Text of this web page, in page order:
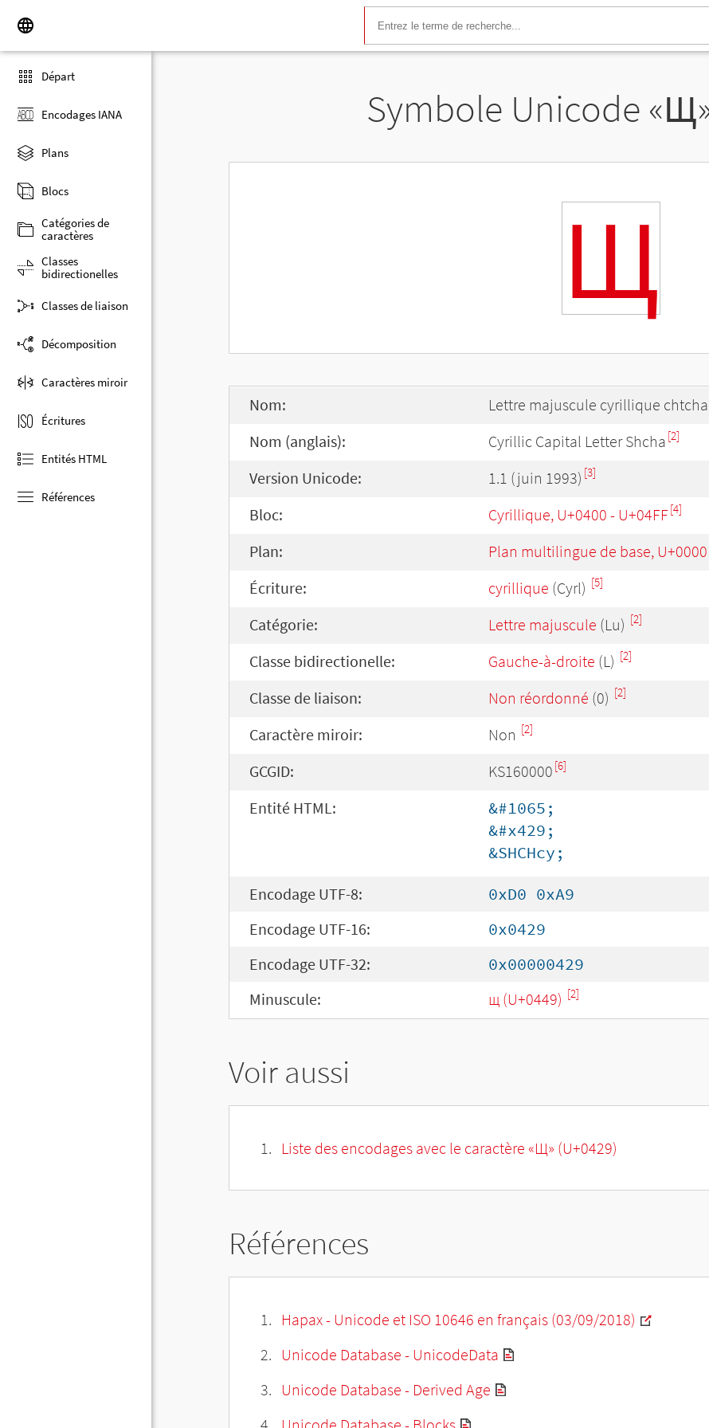
Départ
Encodages IANA
Plans
Blocs
Catégories de
caractères
Classes
bidirectionelles
Classes de liaison
Décomposition
Caractères miroir
Écritures
Entités HTML
Références
Symbole Unicode «Щ
Щ
Nom: Lettre majuscule cyrillique chtcha
Nom (anglais): Cyrillic Capital Letter Shcha [2]
Version Unicode: 1.1 (juin 1993) [3]
Bloc: Cyrillique, U+0400 - U+04FF[4]
Plan: Plan multilingue de base, U+0000
Écriture: cyrillique (Cyrl) [5]
Catégorie: Lettre majuscule (Lu) [2]
Classe bidirectionelle: Gauche-à-droite (L) [2]
Classe de liaison: Non réordonné (0) [2]
Caractère miroir: Non [2]
GCGID: KS160000 [6]
Entité HTML:
&#1065;
&#x429;
&SHCHcy;
Encodage UTF-8:
0xD0 0xA9
Encodage UTF-16:
0x0429
Encodage UTF-32:
0x00000429
Minuscule:
щ (U+0449) [2]
Voir aussi
Liste des encodages avec le caractère «Щ» (U+0429)
Références
Hapax - Unicode et ISO 10646 en français (03/09/2018)
Unicode Database - UnicodeData
Unicode Database - Derived Age